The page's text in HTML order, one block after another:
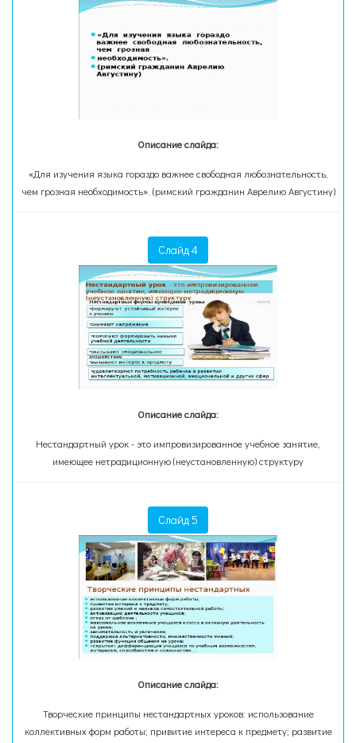
Описание слайда:
«Для изучения языка гораздо важнее свободная любознательность,
чем грозная необходимость». (римский гражданин Аврелию Августину)
Слайд 4
Описание слайда:
Нестандартный урок - это импровизированное учебное занятие,
имеющее нетрадиционную (неустановленную) структуру
Слайд 5
Описание слайда:
Творческие принципы нестандартных уроков: использование
коллективных форм работы; привитие интереса к предмету; развитие